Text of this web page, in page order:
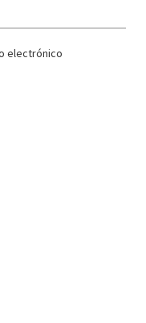
electrónico